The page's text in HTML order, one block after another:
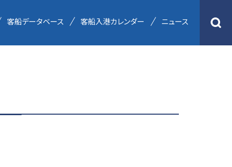
客船データベース 客船入港カレンダー ニュース